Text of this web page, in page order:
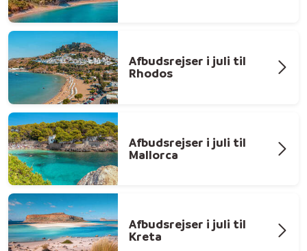
Afbudsrejser i juli til
Rhodos
Afbudsrejser i juli til
Mallorca
Afbudsrejser i juli til
Kreta